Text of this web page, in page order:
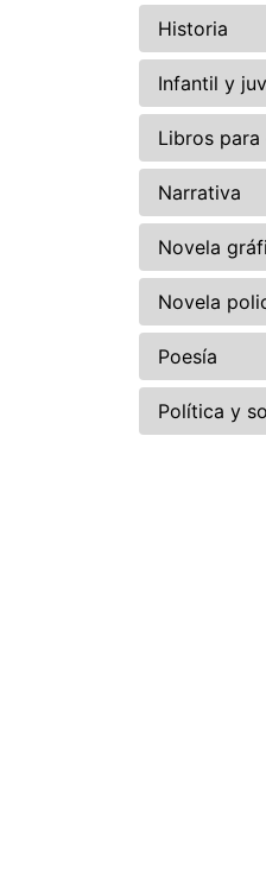
Historia
Infantil y
Libros
Narrativa
Novela
Novela
Poesía
Política y